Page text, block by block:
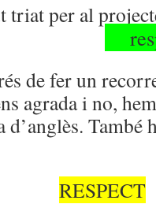
triat per al
el
de fer un
agrada i no,
d’anglès. També
RESPECT